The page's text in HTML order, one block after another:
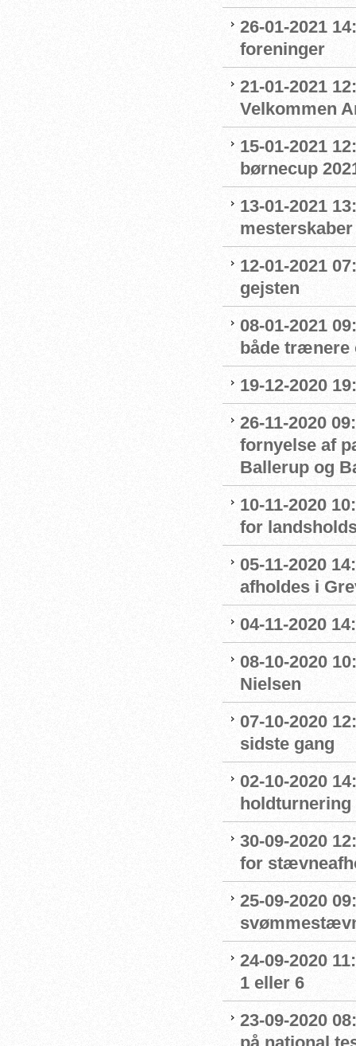
26-01-2021
foreninger
21-01-2021
Velkommen
15-01-2021
børnecup
13-01-2021
mesterskaber
12-01-2021
gejsten
08-01-2021
både
19-12-2020
26-11-2020
fornyelse af
Ballerup og
10-11-2020
for
05-11-2020
afholdes i
04-11-2020
08-10-2020
Nielsen
07-10-2020
sidste gang
02-10-2020
holdturnering
30-09-2020
for
25-09-2020
24-09-2020
1 eller 6
23-09-2020